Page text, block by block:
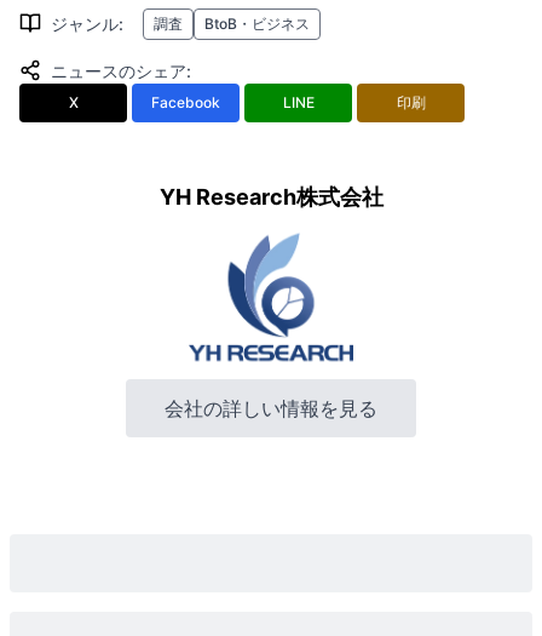
ジャンル: 調査 BtoB・ビジネス
ニュースのシェア:
X Facebook LINE 印刷
YH Research株式会社
会社の詳しい情報を見る